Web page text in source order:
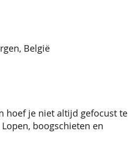
België
hoef je niet altijd gefocust te
boogschieten en